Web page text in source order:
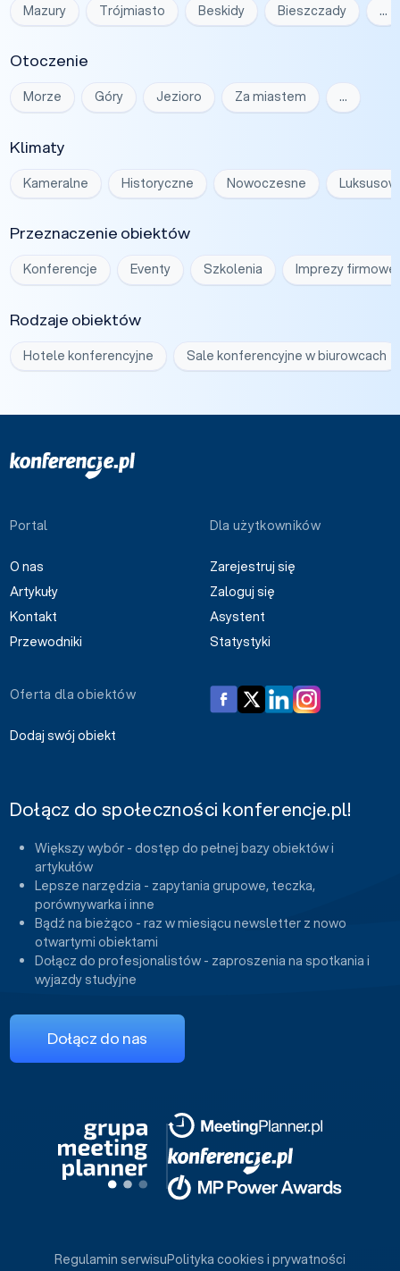
Mazury Trójmiasto Beskidy Bieszczady …
Otoczenie
Morze Góry Jezioro Za miastem …
Klimaty
Kameralne Historyczne Nowoczesne
Przeznaczenie obiektów
Konferencje Eventy Szkolenia Imprezy firmowe
Rodzaje obiektów
Hotele konferencyjne Sale konferencyjne w biurowcach
Portal
O nas
Artykuły
Kontakt
Przewodniki
Dla użytkowników
Zarejestruj się
Zaloguj się
Asystent
Statystyki
Oferta dla obiektów
Dodaj swój obiekt
Dołącz do społeczności konferencje.pl!
Większy wybór - dostęp do pełnej bazy obiektów i
artykułów
Lepsze narzędzia - zapytania grupowe, teczka,
porównywarka i inne
Bądź na bieżąco - raz w miesiącu newsletter z nowo
otwartymi obiektami
Dołącz do profesjonalistów - zaproszenia na spotkania i
wyjazdy studyjne
Dołącz do nas
Regulamin serwisuPolityka cookies i prywatności